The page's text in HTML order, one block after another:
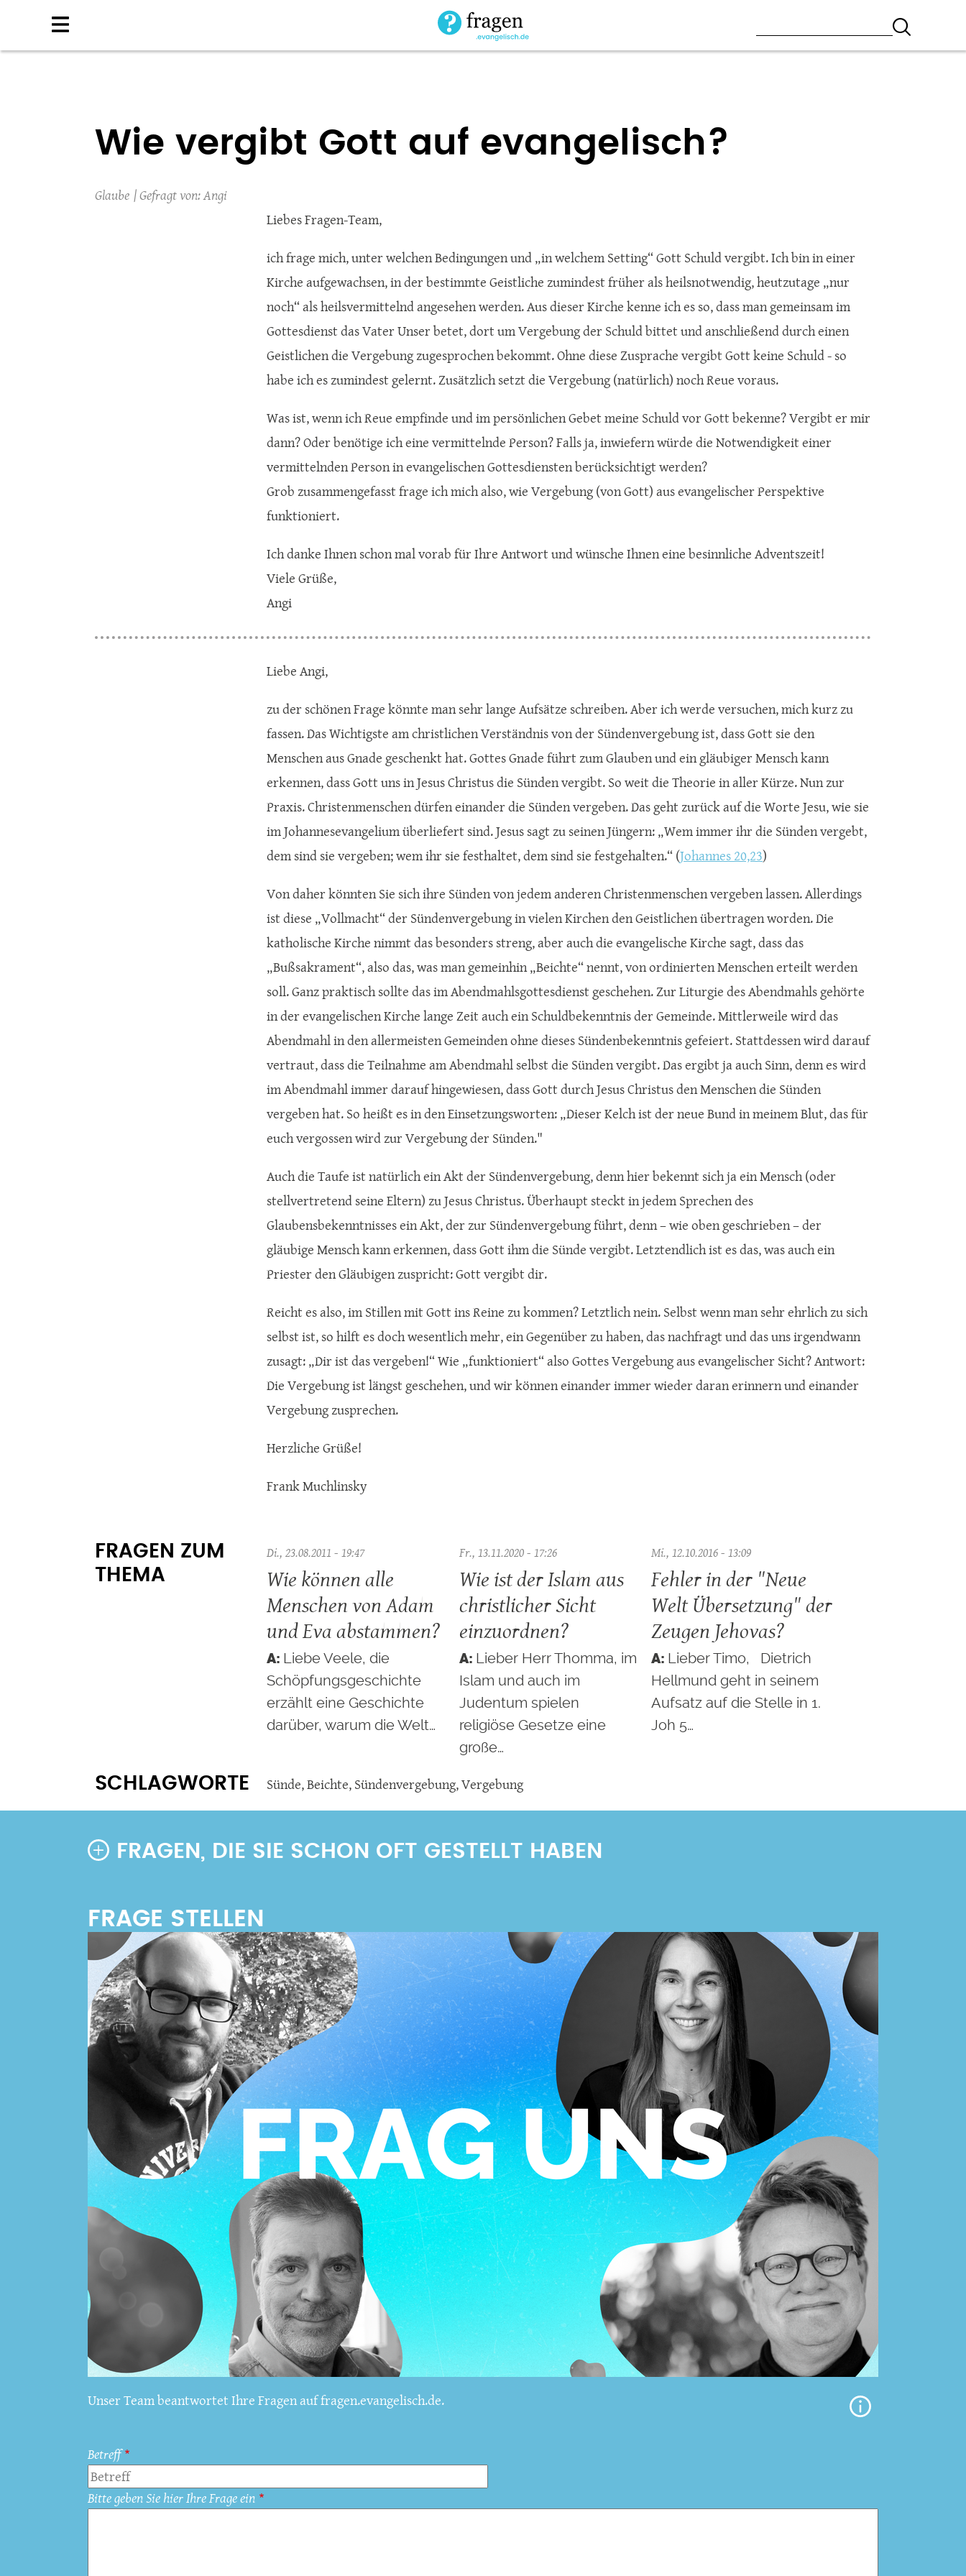
Wie vergibt Gott auf evangelisch?
Glaube
Angi
Liebes Fragen-Team,
ich frage mich, unter welchen Bedingungen und „in welchem Setting“ Gott Schuld vergibt. Ich bin in einer
Kirche aufgewachsen, in der bestimmte Geistliche zumindest früher als heilsnotwendig, heutzutage „nur
noch“ als heilsvermittelnd angesehen werden. Aus dieser Kirche kenne ich es so, dass man gemeinsam im
Gottesdienst das Vater Unser betet, dort um Vergebung der Schuld bittet und anschließend durch einen
Geistlichen die Vergebung zugesprochen bekommt. Ohne diese Zusprache vergibt Gott keine Schuld - so
habe ich es zumindest gelernt. Zusätzlich setzt die Vergebung (natürlich) noch Reue voraus.
Was ist, wenn ich Reue empfinde und im persönlichen Gebet meine Schuld vor Gott bekenne? Vergibt er mir
dann? Oder benötige ich eine vermittelnde Person? Falls ja, inwiefern würde die Notwendigkeit einer
vermittelnden Person in evangelischen Gottesdiensten berücksichtigt werden?
Grob zusammengefasst frage ich mich also, wie Vergebung (von Gott) aus evangelischer Perspektive
funktioniert.
Ich danke Ihnen schon mal vorab für Ihre Antwort und wünsche Ihnen eine besinnliche Adventszeit!
Viele Grüße,
Angi
Liebe Angi,
zu der schönen Frage könnte man sehr lange Aufsätze schreiben. Aber ich werde versuchen, mich kurz zu
fassen. Das Wichtigste am christlichen Verständnis von der Sündenvergebung ist, dass Gott sie den
Menschen aus Gnade geschenkt hat. Gottes Gnade führt zum Glauben und ein gläubiger Mensch kann
erkennen, dass Gott uns in Jesus Christus die Sünden vergibt. So weit die Theorie in aller Kürze. Nun zur
Praxis. Christenmenschen dürfen einander die Sünden vergeben. Das geht zurück auf die Worte Jesu, wie sie
im Johannesevangelium überliefert sind. Jesus sagt zu seinen Jüngern: „Wem immer ihr die Sünden vergebt,
dem sind sie vergeben; wem ihr sie festhaltet, dem sind sie festgehalten.“ (Johannes 20,23)
Von daher könnten Sie sich ihre Sünden von jedem anderen Christenmenschen vergeben lassen. Allerdings
ist diese „Vollmacht“ der Sündenvergebung in vielen Kirchen den Geistlichen übertragen worden. Die
katholische Kirche nimmt das besonders streng, aber auch die evangelische Kirche sagt, dass das
„Bußsakrament“, also das, was man gemeinhin „Beichte“ nennt, von ordinierten Menschen erteilt werden
soll. Ganz praktisch sollte das im Abendmahlsgottesdienst geschehen. Zur Liturgie des Abendmahls gehörte
in der evangelischen Kirche lange Zeit auch ein Schuldbekenntnis der Gemeinde. Mittlerweile wird das
Abendmahl in den allermeisten Gemeinden ohne dieses Sündenbekenntnis gefeiert. Stattdessen wird darauf
vertraut, dass die Teilnahme am Abendmahl selbst die Sünden vergibt. Das ergibt ja auch Sinn, denn es wird
im Abendmahl immer darauf hingewiesen, dass Gott durch Jesus Christus den Menschen die Sünden
vergeben hat. So heißt es in den Einsetzungsworten: „Dieser Kelch ist der neue Bund in meinem Blut, das für
euch vergossen wird zur Vergebung der Sünden."
Auch die Taufe ist natürlich ein Akt der Sündenvergebung, denn hier bekennt sich ja ein Mensch (oder
stellvertretend seine Eltern) zu Jesus Christus. Überhaupt steckt in jedem Sprechen des
Glaubensbekenntnisses ein Akt, der zur Sündenvergebung führt, denn – wie oben geschrieben – der
gläubige Mensch kann erkennen, dass Gott ihm die Sünde vergibt. Letztendlich ist es das, was auch ein
Priester den Gläubigen zuspricht: Gott vergibt dir.
Reicht es also, im Stillen mit Gott ins Reine zu kommen? Letztlich nein. Selbst wenn man sehr ehrlich zu sich
selbst ist, so hilft es doch wesentlich mehr, ein Gegenüber zu haben, das nachfragt und das uns irgendwann
zusagt: „Dir ist das vergeben!“ Wie „funktioniert“ also Gottes Vergebung aus evangelischer Sicht? Antwort:
Die Vergebung ist längst geschehen, und wir können einander immer wieder daran erinnern und einander
Vergebung zusprechen.
Herzliche Grüße!
Frank Muchlinsky
FRAGEN ZUM
THEMA
Di., 23.08.2011 - 19:47
Wie können alle
Menschen von Adam
und Eva abstammen?
Liebe Veele, die
Schöpfungsgeschichte
erzählt eine Geschichte
darüber, warum die Welt…
Fr., 13.11.2020 - 17:26
Wie ist der Islam aus
christlicher Sicht
einzuordnen?
Lieber Herr Thomma, im
Islam und auch im
Judentum spielen
religiöse Gesetze eine
große…
Mi., 12.10.2016 - 13:09
Fehler in der "Neue
Welt Übersetzung" der
Zeugen Jehovas?
Lieber Timo, Dietrich
Hellmund geht in seinem
Aufsatz auf die Stelle in 1.
Joh 5…
SCHLAGWORTE Sünde,Beichte,Sündenvergebung,Vergebung
FRAGEN, DIE SIE SCHON OFT GESTELLT HABEN
Unser Team beantwortet Ihre Fragen auf fragen.evangelisch.de.
Betreff
Bitte geben Sie hier Ihre Frage ein